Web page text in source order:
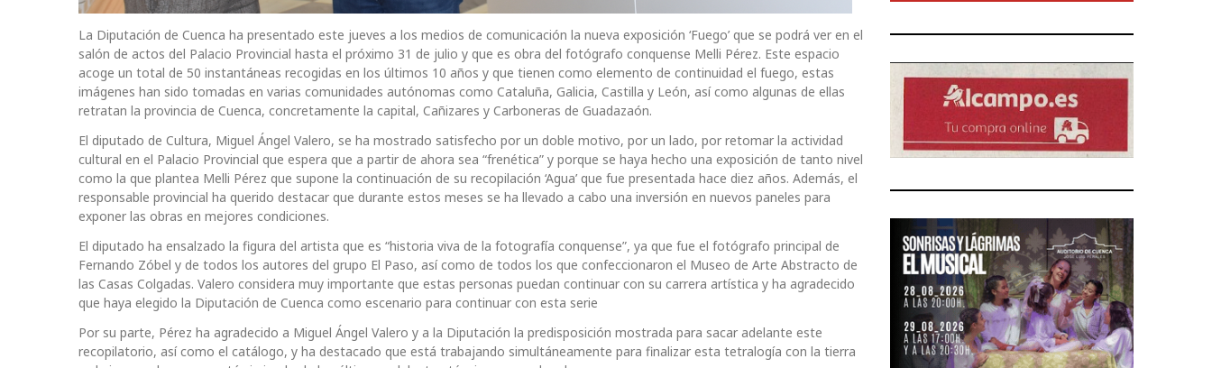
La Diputación de Cuenca ha presentado este jueves a los medios de comunicación la nueva exposición ‘Fuego’ que se podrá ver en el
salón de actos del Palacio Provincial hasta el próximo 31 de julio y que es obra del fotógrafo conquense Melli Pérez. Este espacio
acoge un total de 50 instantáneas recogidas en los últimos 10 años y que tienen como elemento de continuidad el fuego, estas
imágenes han sido tomadas en varias comunidades autónomas como Cataluña, Galicia, Castilla y León, así como algunas de ellas
retratan la provincia de Cuenca, concretamente la capital, Cañizares y Carboneras de Guadazaón.
El diputado de Cultura, Miguel Ángel Valero, se ha mostrado satisfecho por un doble motivo, por un lado, por retomar la actividad
cultural en el Palacio Provincial que espera que a partir de ahora sea “frenética” y porque se haya hecho una exposición de tanto nivel
como la que plantea Melli Pérez que supone la continuación de su recopilación ‘Agua’ que fue presentada hace diez años. Además, el
responsable provincial ha querido destacar que durante estos meses se ha llevado a cabo una inversión en nuevos paneles para
exponer las obras en mejores condiciones.
El diputado ha ensalzado la figura del artista que es “historia viva de la fotografía conquense”, ya que fue el fotógrafo principal de
Fernando Zóbel y de todos los autores del grupo El Paso, así como de todos los que confeccionaron el Museo de Arte Abstracto de
las Casas Colgadas. Valero considera muy importante que estas personas puedan continuar con su carrera artística y ha agradecido
que haya elegido la Diputación de Cuenca como escenario para continuar con esta serie
Por su parte, Pérez ha agradecido a Miguel Ángel Valero y a la Diputación la predisposición mostrada para sacar adelante este
recopilatorio, así como el catálogo, y ha destacado que está trabajando simultáneamente para finalizar esta tetralogía con la tierra